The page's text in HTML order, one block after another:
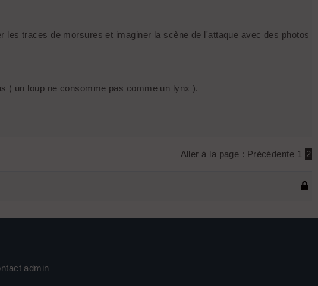
traces de morsures et imaginer la scène de l'attaque avec des photos
( un loup ne consomme pas comme un lynx ).
Aller à la page : Précédente 1 2
admin